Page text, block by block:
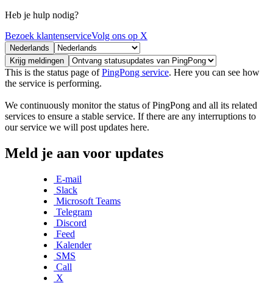
Heb je hulp nodig?
Bezoek klantenserviceVolg ons op X
Nederlands
Krijg meldingen
This is the status page ofPingPong service. Here you can see how
the service is performing.
We continuously monitor the status of PingPong and all its related
services to ensure a stable service. If there are any interruptions to
our service we will post updates here.
Meld je aan voor updates
E-mail
Slack
Microsoft Teams
Telegram
Discord
Feed
Kalender
SMS
Call
X